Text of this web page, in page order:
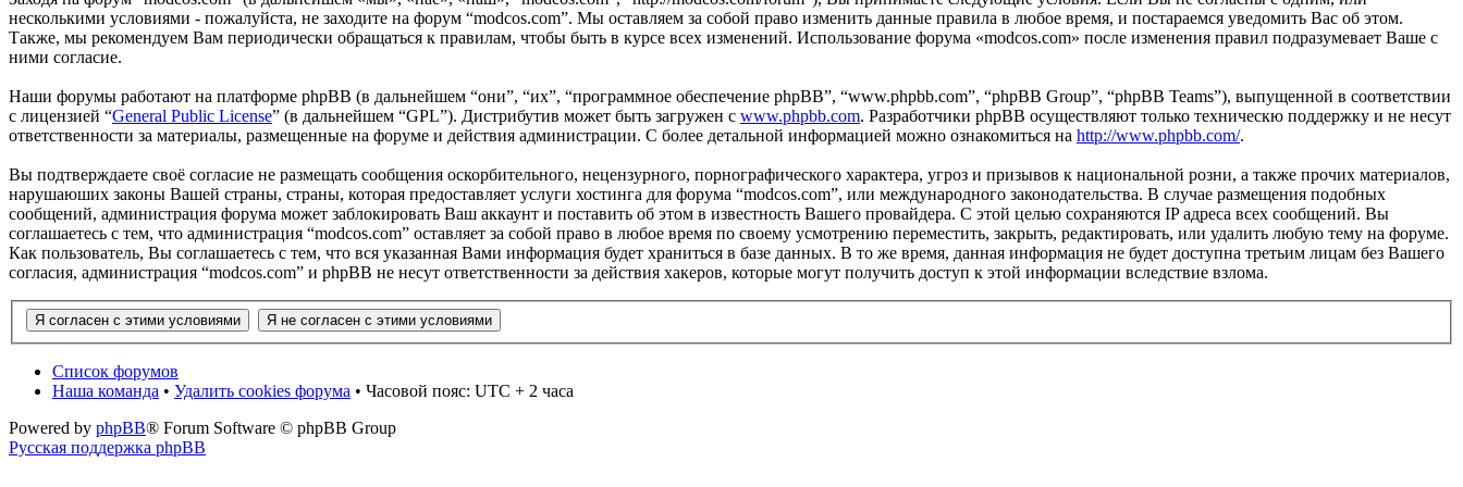
несколькими условиями - пожалуйста, не заходите на форум “modcos.com”. Мы оставляем за собой право изменить данные правила в любое время, и постараемся уведомить Вас об этом.
Также, мы рекомендуем Вам периодически обращаться к правилам, чтобы быть в курсе всех изменений. Использование форума «modcos.com» после изменения правил подразумевает Ваше с
ними согласие.
Наши форумы работают на платформе phpBB (в дальнейшем “они”, “их”, “программное обеспечение phpBB”, “www.phpbb.com”, “phpBB Group”, “phpBB Teams”), выпущенной в соответствии
с лицензией “General Public License” (в дальнейшем “GPL”). Дистрибутив может быть загружен с www.phpbb.com. Разработчики phpBB осуществляют только техническю поддержку и не несут
ответственности за материалы, размещенные на форуме и действия администрации. С более детальной информацией можно ознакомиться на http://www.phpbb.com/.
Вы подтверждаете своё согласие не размещать сообщения оскорбительного, нецензурного, порнографического характера, угроз и призывов к национальной розни, а также прочих материалов,
нарушаюших законы Вашей страны, страны, которая предоставляет услуги хостинга для форума “modcos.com”, или международного законодательства. В случае размещения подобных
сообщений, администрация форума может заблокировать Ваш аккаунт и поставить об этом в известность Вашего провайдера. С этой целью сохраняются IP адреса всех сообщений. Вы
соглашаетесь с тем, что администрация “modcos.com” оставляет за собой право в любое время по своему усмотрению переместить, закрыть, редактировать, или удалить любую тему на форуме.
Как пользователь, Вы соглашаетесь с тем, что вся указанная Вами информация будет храниться в базе данных. В то же время, данная информация не будет доступна третьим лицам без Вашего
согласия, администрация “modcos.com” и phpBB не несут ответственности за действия хакеров, которые могут получить доступ к этой информации вследствие взлома.
Список форумов
Наша команда • Удалить cookies форума • Часовой пояс: UTC + 2 часа
Powered by phpBB® Forum Software © phpBB Group
Русская поддержка phpBB